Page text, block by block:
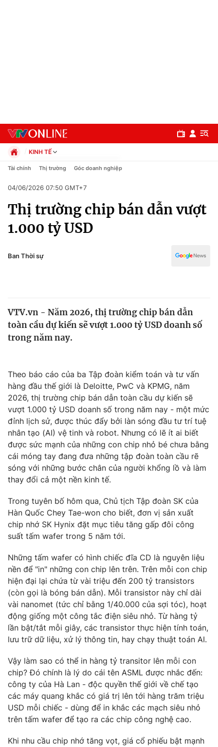
Chuyên mục
Thế giới
Thế giới đó đây
Câu chuyện quốc tế
Tài chính
Thị trường
Góc doanh nghiệp
Dữ liệu và đời sống
Truyền hình
Phim VTV
Hậu trường
Nhân vật
Khán giả
Giải sao mai
Giải trí
Điện ảnh
Âm nhạc
Sao
Đời sống
Du lịch
Làm đẹp
Chất lượng cuộc sống
Giáo dục
Tuyển sinh
Công nghệ
Hitech Công nghệ tương lai
Sản phẩm
Thị trường
Tư vấn
Giao lưu trực tuyến
Lịch phát sóng
Chuyên mục khác
Emagazine Podcast
Photo Infographic
Video Shorts video
VTV Thể thao
KINH TẾ
Chính trị
Pháp luật
Kinh tế
Thể thao
Truyền hình
Y tế
Tài chính Thị trường Góc doanh nghiệp
04/06/2026 07:50 GMT+7
Thị trường chip bán dẫn vượt
1.000 tỷ USD
Ban Thời sự
VTV.vn - Năm 2026, thị trường chip bán dẫn
toàn cầu dự kiến sẽ vượt 1.000 tỷ USD doanh số
trong năm nay.
Theo báo cáo của ba Tập đoàn kiểm toán và tư vấn
hàng đầu thế giới là Deloitte, PwC và KPMG, năm
2026, thị trường chip bán dẫn toàn cầu dự kiến sẽ
vượt 1.000 tỷ USD doanh số trong năm nay - một mức
đỉnh lịch sử, được thúc đẩy bởi làn sóng đầu tư trí tuệ
nhân tạo (AI) vệ tinh và robot. Nhưng có lẽ ít ai biết
được sức mạnh của những con chip nhỏ bé chưa bằng
cái móng tay đang đưa những tập đoàn toàn cầu rẽ
sóng với những bước chân của người khổng lồ và làm
thay đổi cả một nền kinh tế.
Trong tuyên bố hôm qua, Chủ tịch Tập đoàn SK của
Hàn Quốc Chey Tae-won cho biết, đơn vị sản xuất
chip nhớ SK Hynix đặt mục tiêu tăng gấp đôi công
suất tấm wafer trong 5 năm tới.
Những tấm wafer có hình chiếc đĩa CD là nguyên liệu
nền để "in" những con chip lên trên. Trên mỗi con chip
hiện đại lại chứa từ vài triệu đến 200 tỷ transistors
(còn gọi là bóng bán dẫn). Mỗi transistor này chỉ dài
vài nanomet (tức chỉ bằng 1/40.000 của sợi tóc), hoạt
động giống một công tắc điện siêu nhỏ. Từ hàng tỷ
lần bật/tắt mỗi giây, các transistor thực hiện tính toán,
lưu trữ dữ liệu, xử lý thông tin, hay chạy thuật toán AI.
Vậy làm sao có thể in hàng tỷ transitor lên mỗi con
chip? Đó chính là lý do cái tên ASML được nhắc đến:
công ty của Hà Lan - độc quyền thế giới về chế tạo
các máy quang khắc có giá trị lên tới hàng trăm triệu
USD mỗi chiếc - dùng để in khắc các mạch siêu nhỏ
trên tấm wafer để tạo ra các chip công nghệ cao.
Khi nhu cầu chip nhớ tăng vọt, giá cổ phiếu bật mạnh